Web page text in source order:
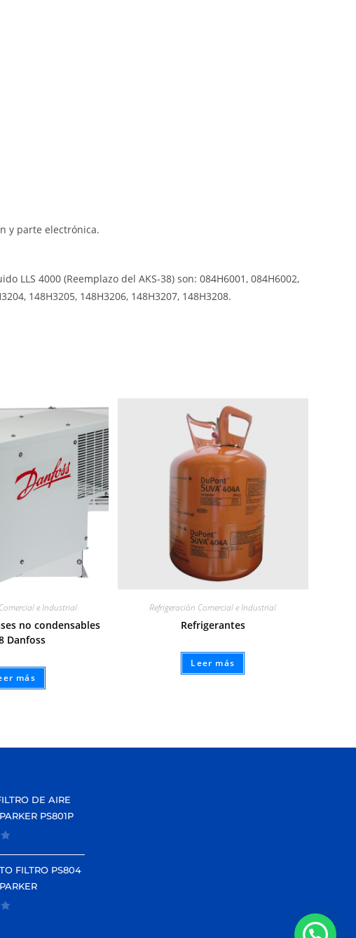
y parte electrónica.
4000 (Reemplazo del AKS-38) son: 084H6001, 084H6002,
148H3205, 148H3206, 148H3207, 148H3208.
e Industrial
no condensables
Danfoss
más
Refrigeración Comercial e Industrial
Refrigerantes
Leer más
DE AIRE
PS801P
FILTRO PS804